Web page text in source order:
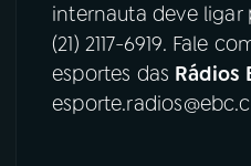
internauta deve ligar
(21) 2117-6919. Fale
esportes das Rádios